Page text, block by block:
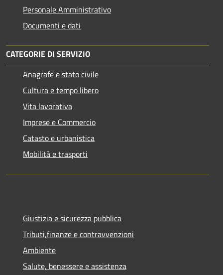
Personale Amministrativo
Documenti e dati
CATEGORIE DI SERVIZIO
Anagrafe e stato civile
Cultura e tempo libero
Vita lavorativa
Imprese e Commercio
Catasto e urbanistica
Mobilità e trasporti
Giustizia e sicurezza pubblica
Tributi,finanze e contravvenzioni
Ambiente
Salute, benessere e assistenza